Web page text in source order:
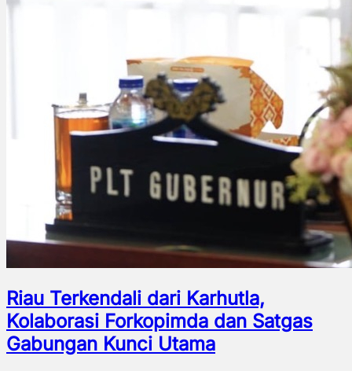
Riau Terkendali dari Karhutla,
Kolaborasi Forkopimda dan Satgas
Gabungan Kunci Utama